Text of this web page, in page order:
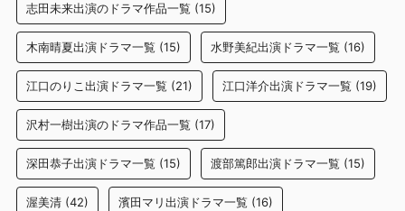
志田未来出演のドラマ作品一覧 (15)
木南晴夏出演ドラマ一覧 (15) 水野美紀出演ドラマ一覧 (16)
江口のりこ出演ドラマ一覧 (21) 江口洋介出演ドラマ一覧 (19)
沢村一樹出演のドラマ作品一覧 (17)
深田恭子出演ドラマ一覧 (15) 渡部篤郎出演ドラマ一覧 (15)
渥美清 (42) 濱田マリ出演ドラマ一覧 (16)